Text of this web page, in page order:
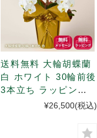
送料無料 大輪胡蝶蘭
白 ホワイト 30輪前後
3本立ち ラッピング
¥26,500(税込)